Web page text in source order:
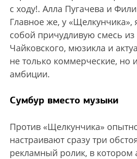
с ходу!. Алла Пугачева и
Главное же, у
собой причудливую смесь из
Чайковского, мюзикла и
не только коммерческие, но
амбиции.
Сумбур вместо музыки
Против «Щелкунчика»
настраивают сразу три
рекламный ролик, в котором